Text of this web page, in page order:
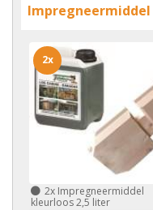
Impregneermiddel
2x Impregneermiddel
kleurloos 2,5 liter
2x